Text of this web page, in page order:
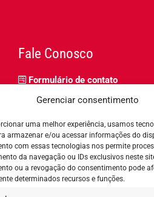
Gerenciar consentimento
uma melhor experiência, usamos
armazenar e/ou acessar informações do
com essas tecnologias nos permite
da navegação ou IDs exclusivos neste
ou a revogação do consentimento pode
determinados recursos e funções.
Fale Conosco
Formulário de contato
Relatório de igualdade salarial
Horário de Atendimento: